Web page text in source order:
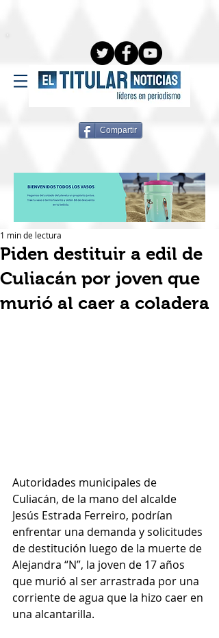
Compartir
Piden destituir a edil de
Culiacán por joven que
murió al caer a coladera
1 min de lectura
Autoridades municipales de
Culiacán, de la mano del alcalde
Jesús Estrada Ferreiro, podrían
enfrentar una demanda y solicitudes
de destitución luego de la muerte de
Alejandra “N”, la joven de 17 años
que murió al ser arrastrada por una
corriente de agua que la hizo caer en
una alcantarilla.